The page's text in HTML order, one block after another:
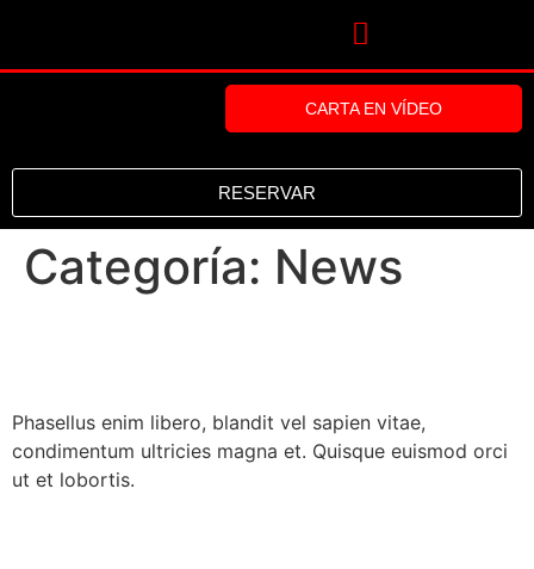
CARTA EN VÍDEO
RESERVAR
Categoría: News
Phasellus enim libero, blandit vel sapien vitae,
condimentum ultricies magna et. Quisque euismod orci
ut et lobortis.